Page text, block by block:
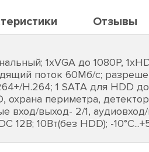
Отзывы
1хVGA до 1080Р,
поток 60Мб/с;
H.264; 1 SATA для HDD
охрана периметра,
вход/выход- 2/1, аудиовход/
12В; 10Вт(без HDD); -